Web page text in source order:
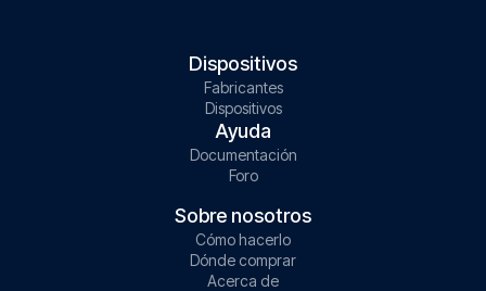
Dispositivos
Fabricantes
Dispositivos
Ayuda
Documentación
Foro
Sobre nosotros
Cómo hacerlo
Dónde comprar
Acerca de